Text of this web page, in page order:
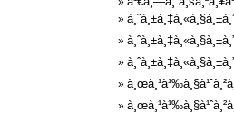
»
»
»
»
»